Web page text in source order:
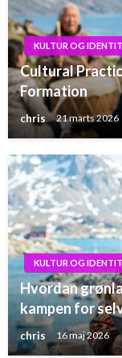
KULTUR OG
Cultural
Formation
chris 21 marts 2026
KULTUR OG
Hvordan
kampen for
chris 16 maj 2026